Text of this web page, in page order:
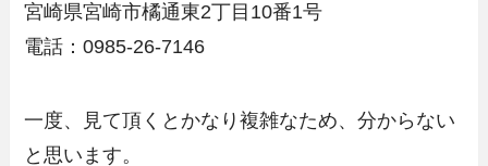
宮崎県宮崎市橘通東2丁目10番1号
電話：0985-26-7146
一度、見て頂くとかなり複雑なため、分からない
と思います。